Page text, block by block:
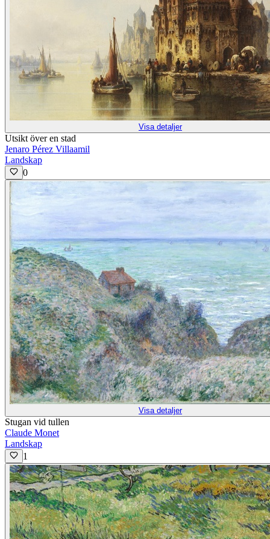
Visa detaljer
Utsikt över en stad
Jenaro Pérez Villaamil
Landskap
0
Visa detaljer
Stugan vid tullen
Claude Monet
Landskap
1